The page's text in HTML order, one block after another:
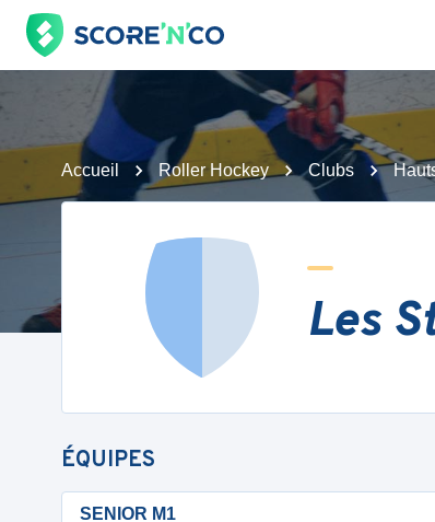
Accueil Roller Hockey Clubs
Les
ÉQUIPES
SENIOR M1